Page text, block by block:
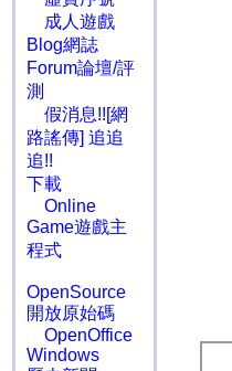
成人遊戲
Blog網誌
Forum論壇/評
測
假消息!![網
路謠傳] 追追
追!!
下載
Online
Game遊戲主
程式
OpenSource
開放原始碼
OpenOffice
Windows